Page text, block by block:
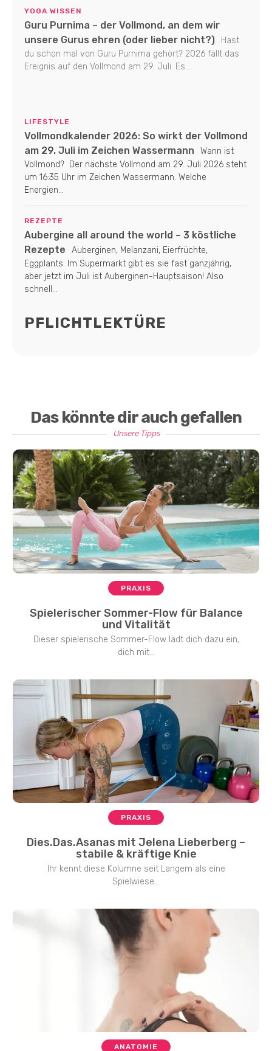
YOGA WISSEN
Guru Purnima – der Vollmond, an dem wir
unsere Gurus ehren (oder lieber nicht?)
Hast
du schon mal von Guru Purnima gehört? 2026 fällt das
Ereignis auf den Vollmond am 29. Juli. Es...
LIFESTYLE
Vollmondkalender 2026: So wirkt der Vollmond
am 29. Juli im Zeichen Wassermann
Wann ist
Vollmond? Der nächste Vollmond am 29. Juli 2026 steht
um 16:35 Uhr im Zeichen Wassermann. Welche
Energien...
REZEPTE
Aubergine all around the world – 3 köstliche
Rezepte
Auberginen, Melanzani, Eierfrüchte,
Eggplants: Im Supermarkt gibt es sie fast ganzjährig,
aber jetzt im Juli ist Auberginen-Hauptsaison! Also
schnell...
PFLICHTLEKTÜRE
Das könnte dir auch gefallen
Unsere Tipps
PRAXIS
Spielerischer Sommer-Flow für Balance
und Vitalität
Dieser spielerische Sommer-Flow lädt dich dazu ein,
dich mit...
PRAXIS
Dies.Das.Asanas mit Jelena Lieberberg –
stabile & kräftige Knie
Ihr kennt diese Kolumne seit Langem als eine
Spielwiese...
ANATOMIE